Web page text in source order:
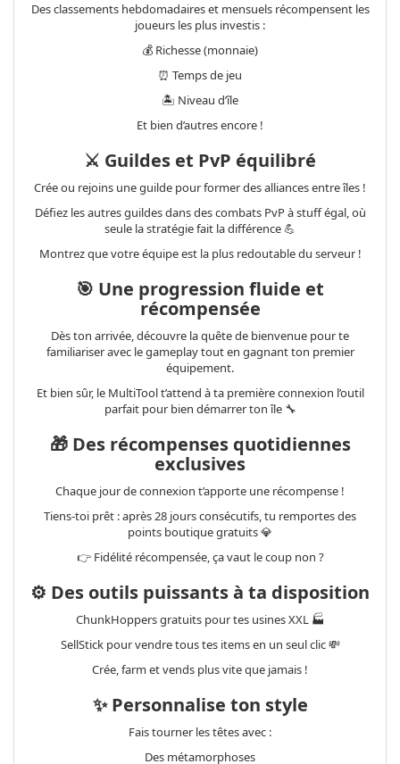
Des classements hebdomadaires et mensuels récompensent les
joueurs les plus investis :
💰 Richesse (monnaie)
⏰ Temps de jeu
🏝️ Niveau d’île
Et bien d’autres encore !
⚔️ Guildes et PvP équilibré
Crée ou rejoins une guilde pour former des alliances entre îles !
Défiez les autres guildes dans des combats PvP à stuff égal, où
seule la stratégie fait la différence 💪
Montrez que votre équipe est la plus redoutable du serveur !
🎯 Une progression fluide et
récompensée
Dès ton arrivée, découvre la quête de bienvenue pour te
familiariser avec le gameplay tout en gagnant ton premier
équipement.
Et bien sûr, le MultiTool t’attend à ta première connexion l’outil
parfait pour bien démarrer ton île 🔧
🎁 Des récompenses quotidiennes
exclusives
Chaque jour de connexion t’apporte une récompense !
Tiens-toi prêt : après 28 jours consécutifs, tu remportes des
points boutique gratuits 💎
👉 Fidélité récompensée, ça vaut le coup non ?
⚙️ Des outils puissants à ta disposition
ChunkHoppers gratuits pour tes usines XXL 🏭
SellStick pour vendre tous tes items en un seul clic 💸
Crée, farm et vends plus vite que jamais !
✨ Personnalise ton style
Fais tourner les têtes avec :
Des métamorphoses